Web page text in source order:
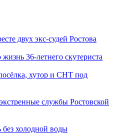
двух экс-судей Ростова
36-летнего скутериста
хутор и СНТ под
службы Ростовской
холодной воды